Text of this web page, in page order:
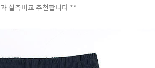
실측비교 추천합니다 **